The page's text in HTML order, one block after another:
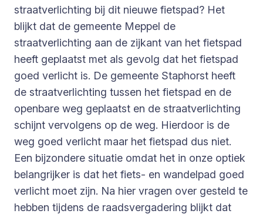
straatverlichting bij dit nieuwe fietspad? Het
blijkt dat de gemeente Meppel de
straatverlichting aan de zijkant van het fietspad
heeft geplaatst met als gevolg dat het fietspad
goed verlicht is. De gemeente Staphorst heeft
de straatverlichting tussen het fietspad en de
openbare weg geplaatst en de straatverlichting
schijnt vervolgens op de weg. Hierdoor is de
weg goed verlicht maar het fietspad dus niet.
Een bijzondere situatie omdat het in onze optiek
belangrijker is dat het fiets- en wandelpad goed
verlicht moet zijn. Na hier vragen over gesteld te
hebben tijdens de raadsvergadering blijkt dat